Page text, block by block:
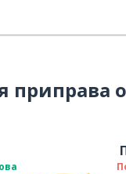
приправа